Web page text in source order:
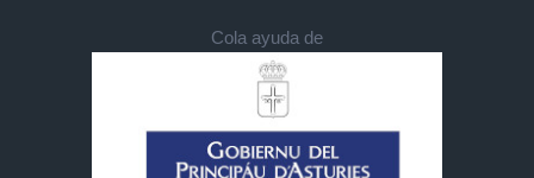
Cola ayuda de